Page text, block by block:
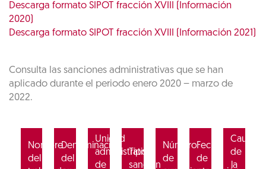
Descarga formato SIPOT fracción XVIII (Información
2020)
Descarga formato SIPOT fracción XVIII (Información 2021)
Consulta las sanciones administrativas que se han
aplicado durante el periodo enero 2020 – marzo de
2022.
Nombre
del
Denominación
del
Unidad
administrativa
de
Tipo
sanción
Número
de
Fecha
de
Causa
de
la